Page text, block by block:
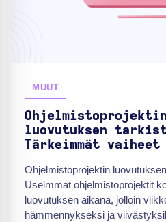
MUUT
Ohjelmistoprojektin
luovutuksen
Tärkeimmät vaiheet
Ohjelmistoprojektin
Useimmat ohjelmistoprojektit
luovutuksen aikana, jolloin
hämmennykseksi ja